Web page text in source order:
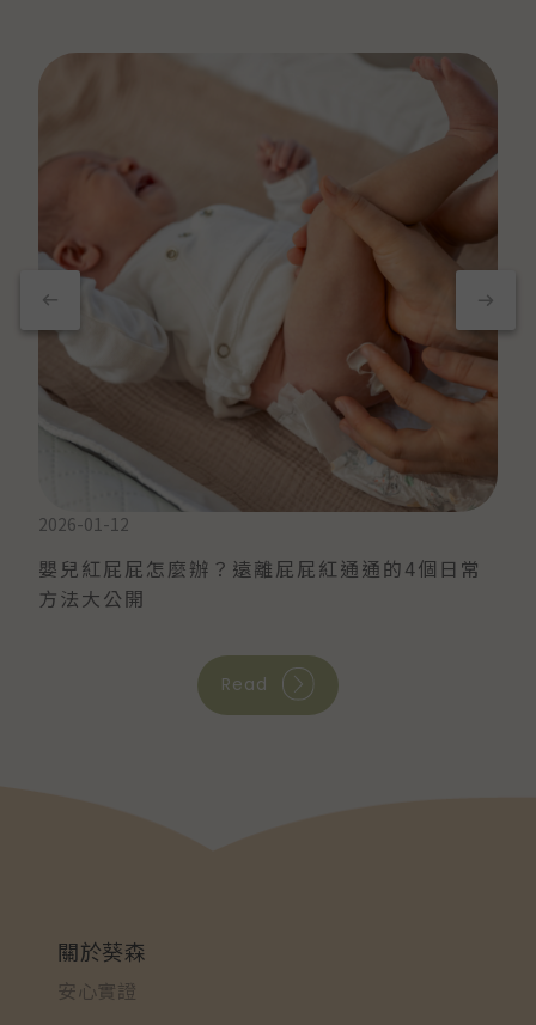
2026-01-12
嬰兒紅屁屁怎麼辦？遠離屁屁紅通通的4個日常
方法大公開
Read
關於葵森
安心實證